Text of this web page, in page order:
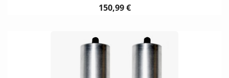
150,99 €